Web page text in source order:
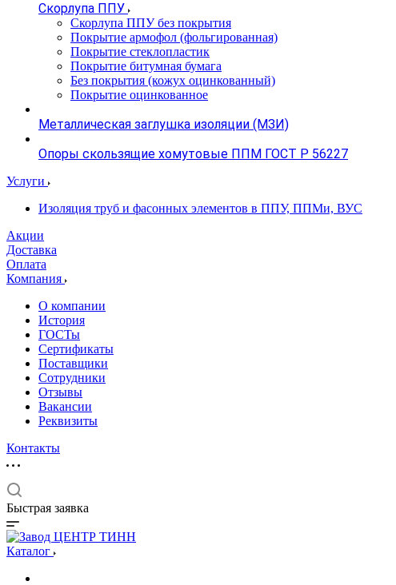
Скорлупа ППУ
Скорлупа ППУ без покрытия
Покрытие армофол (фольгированная)
Покрытие стеклопластик
Покрытие битумная бумага
Без покрытия (кожух оцинкованный)
Покрытие оцинкованное
Металлическая заглушка изоляции (МЗИ)
Опоры скользящие хомутовые ППМ ГОСТ Р 56227
Услуги
Изоляция труб и фасонных элементов в ППУ, ППМи, ВУС
Акции
Доставка
Оплата
Компания
О компании
История
ГОСТы
Сертификаты
Поставщики
Сотрудники
Отзывы
Вакансии
Реквизиты
Контакты
Быстрая заявка
Каталог